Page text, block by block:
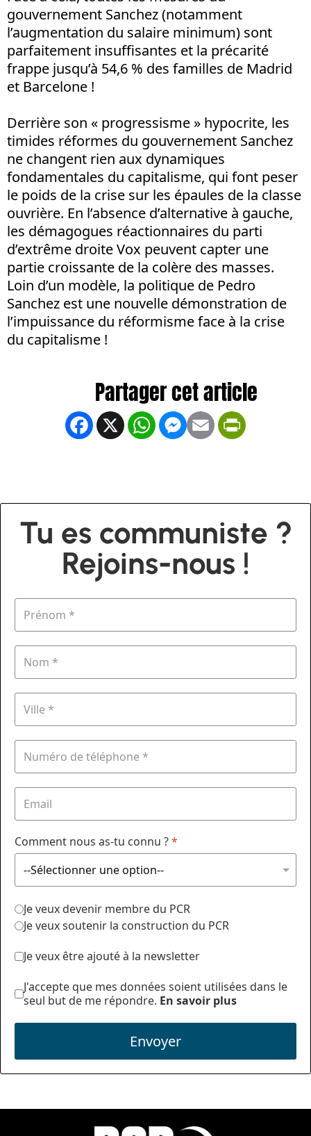
gouvernement Sanchez (notamment
l’augmentation du salaire minimum) sont
parfaitement insuffisantes et la précarité
frappe jusqu’à 54,6 % des familles de Madrid
et Barcelone !
Derrière son « progressisme » hypocrite, les
timides réformes du gouvernement Sanchez
ne changent rien aux dynamiques
fondamentales du capitalisme, qui font peser
le poids de la crise sur les épaules de la classe
ouvrière. En l’absence d’alternative à gauche,
les démagogues réactionnaires du parti
d’extrême droite Vox peuvent capter une
partie croissante de la colère des masses.
Loin d’un modèle, la politique de Pedro
Sanchez est une nouvelle démonstration de
l’impuissance du réformisme face à la crise
du capitalisme !
Facebook
X WhatsApp
Messenger
Email
Tu es communiste ?
Rejoins-nous !
Comment nous as-tu connu ?*
Je veux devenir membre du PCR
Je veux soutenir la construction du PCR
Je veux être ajouté à la newsletter
J'accepte que mes données soient utilisées dans le
seul but de me répondre. En savoir plus
Envoyer